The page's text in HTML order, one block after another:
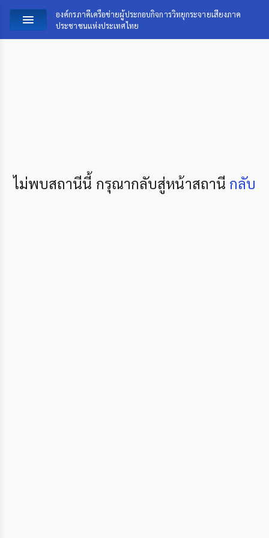
องค์กรภาคีเครือข่ายผู้ประกอบกิจการวิทยุกระจายเสียงภาค
ประชาชนแห่งประเทศไทย
ไม่พบสถานีนี้ กรุณากลับสู่หน้าสถานี กลับ